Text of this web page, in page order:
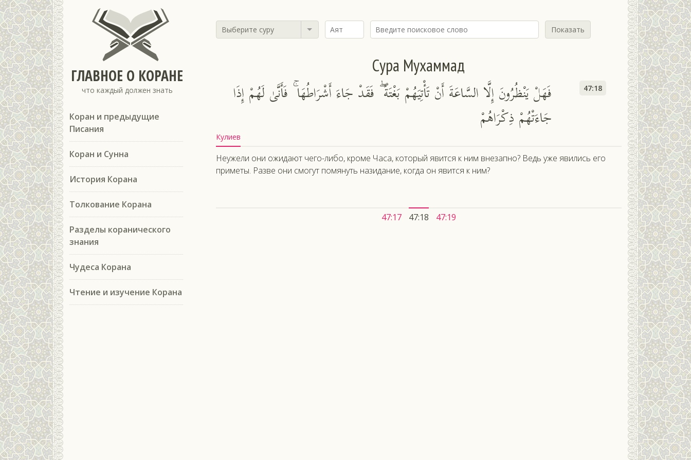
ГЛАВНОЕ О КОРАНЕ
что каждый должен знать
Коран и предыдущие
Писания
Коран и Сунна
История Корана
Толкование Корана
Разделы коранического
знания
Чудеса Корана
Чтение и изучение Корана
Выберите суру Показать
Сура Мухаммад
فَهَلْ يَنْظُرُونَ إِلَّا السَّاعَةَ أَنْ تَأْتِيَهُمْ بَغْتَةً ۖ فَقَدْ جَاءَ أَشْرَاطُهَا ۚ فَأَنَّىٰ لَهُمْ إِذَا
جَاءَتْهُمْ ذِكْرَاهُمْ
47:18
Кулиев
Неужели они ожидают чего-либо, кроме Часа, который явится к ним внезапно? Ведь уже явились его
приметы. Разве они смогут помянуть назидание, когда он явится к ним?
47:17 47:18 47:19